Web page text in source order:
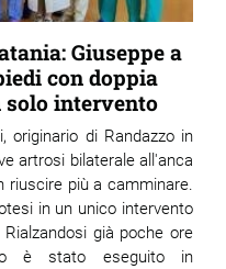
Giuseppe a
con doppia
solo intervento
originario di Randazzo in
artrosi bilaterale all'anca
riuscire più a camminare.
in un unico intervento
già poche ore
è stato eseguito in